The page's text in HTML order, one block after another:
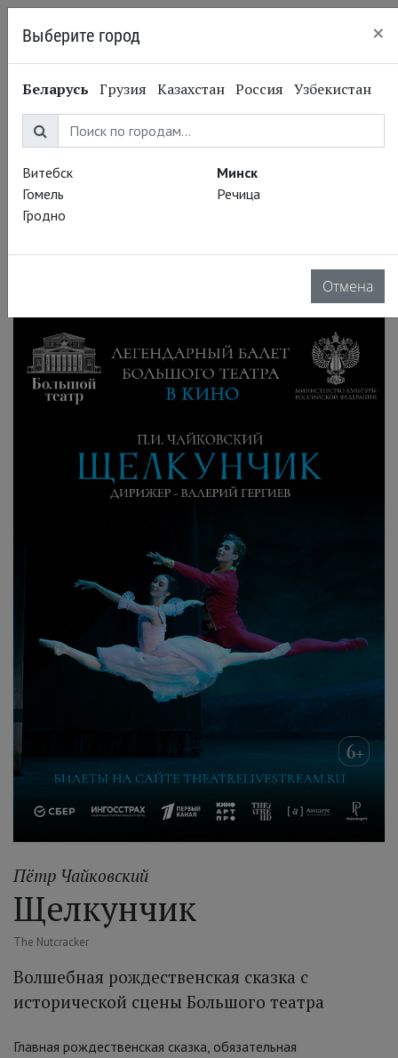
Пётр Чайковский
Щелкунчик
The Nutcracker
Волшебная рождественская сказка с
исторической сцены Большого театра
Главная рождественская сказка, обязательная
Выберите город ×
Беларусь Грузия Казахстан Россия Узбекистан
Витебск
Гомель
Гродно
Минск
Речица
Отмена